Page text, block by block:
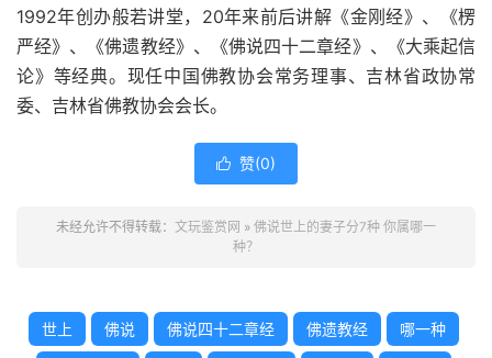
1992年创办般若讲堂，20年来前后讲解《金刚经》、《楞
严经》、《佛遗教经》、《佛说四十二章经》、《大乘起信
论》等经典。现任中国佛教协会常务理事、吉林省政协常
委、吉林省佛教协会会长。
 赞(0)
未经允许不得转载： 文玩鉴赏网 » 佛说世上的妻子分7种 你属哪一
种？
世上 佛说 佛说四十二章经 佛遗教经 哪一种